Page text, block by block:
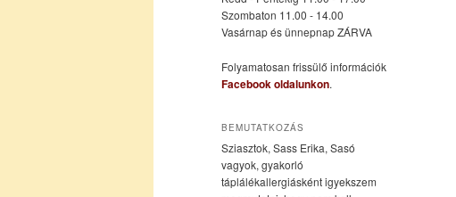
tartalomra
tartalomra
Szombaton 11.00 - 14.00
Vasárnap és ünnepnap ZÁRVA
Folyamatosan frissülő információk
Facebook oldalunkon.
BEMUTATKOZÁS
Sziasztok, Sass Erika, Sasó
vagyok, gyakorló
táplálékallergiásként igyekszem